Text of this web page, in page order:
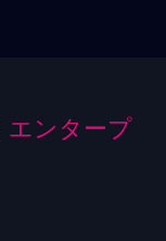
エンタープ